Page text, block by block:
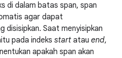
di dalam batas span, span
agar dapat
disisipkan. Saat menyisipkan
pada indeks start atau end,
apakah span akan